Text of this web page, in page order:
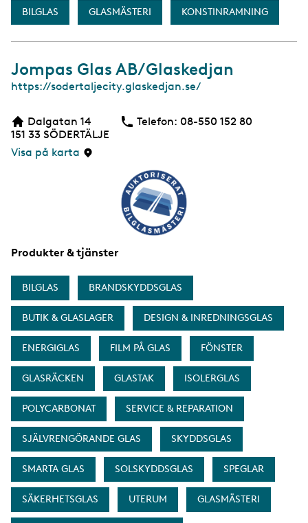
BILGLAS GLASMÄSTERI KONSTINRAMNING
Jompas Glas AB/Glaskedjan
W
b
s
i
https://sodertaljecity.glaskedjan.se/
Dalgatan 14
151 33 SÖDERTÄLJE
Visa på karta
Telefon: Telefon
08-550 152 80
Produkter & tjänster
BILGLAS BRANDSKYDDSGLAS
BUTIK & GLASLAGER DESIGN & INREDNINGSGLAS
ENERGIGLAS FILM PÅ GLAS FÖNSTER
GLASRÄCKEN GLASTAK ISOLERGLAS
POLYCARBONAT SERVICE & REPARATION
SJÄLVRENGÖRANDE GLAS SKYDDSGLAS
SMARTA GLAS SOLSKYDDSGLAS SPEGLAR
SÄKERHETSGLAS UTERUM GLASMÄSTERI